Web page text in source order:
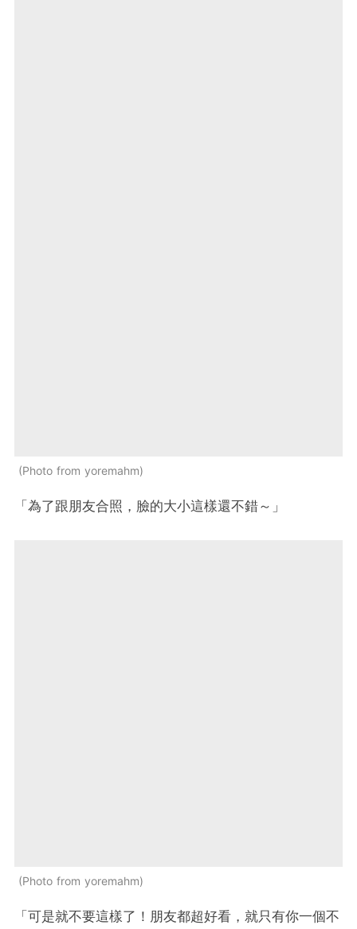
Photo from yoremahm
「為了跟朋友合照，臉的大小這樣還不錯～」
Photo from yoremahm
「可是就不要這樣了！朋友都超好看，就只有你一個不